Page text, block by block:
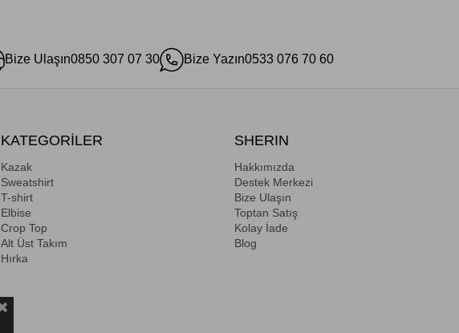
Bize Ulaşın0850 307 07 30 Bize Yazın0533 076 70 60
KATEGORİLER
Kazak
Sweatshirt
T-shirt
Elbise
Crop Top
Alt Üst Takım
Hırka
SHERIN
Hakkımızda
Destek Merkezi
Bize Ulaşın
Toptan Satış
Kolay İade
Blog